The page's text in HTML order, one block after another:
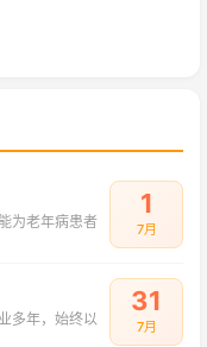
为老年病患者
1
7月
多年，始终以
31
7月